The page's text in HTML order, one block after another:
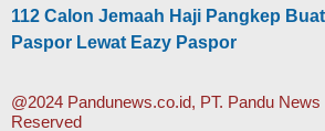
112 Calon Jemaah Haji Pangkep Buat
Paspor Lewat Eazy Paspor
@2024 Pandunews.co.id, PT. Pandu
Reserved